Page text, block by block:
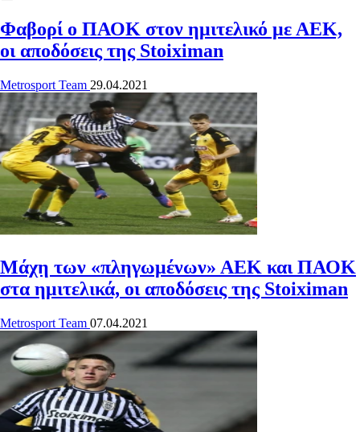
Φαβορί ο ΠΑΟΚ στον ημιτελικό με ΑΕΚ,
οι αποδόσεις της Stoiximan
Metrosport Team 29.04.2021
Μάχη των «πληγωμένων» ΑΕΚ και ΠΑΟΚ
στα ημιτελικά, οι αποδόσεις της Stoiximan
Metrosport Team 07.04.2021